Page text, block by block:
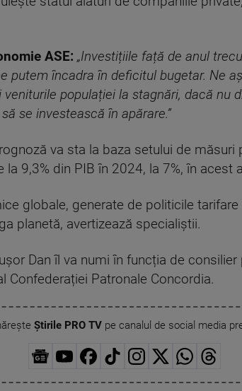
ASE: „Investițiile față de anul
putem încadra în deficitul bugetar. Ne
populației la stagnări, dacă nu
se investească în apărare.”
va sta la baza setului de măsuri
9,3% din PIB în 2024, la 7%, în acest
globale, generate de politicile
planetă, avertizează specialiștii.
Dan îl va numi în funcția de
Confederației Patronale Concordia.
Știrile PRO TVpe canalul de social media